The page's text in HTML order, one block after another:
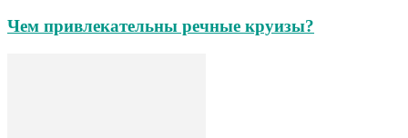
Чем привлекательны речные круизы?